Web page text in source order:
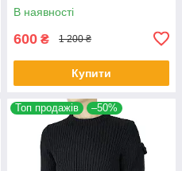
В наявності
600 ₴ 1 200 ₴
Купити
Топ продажів –50%